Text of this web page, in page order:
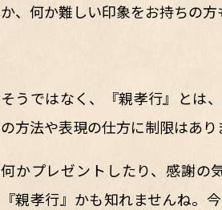
か、何か難しい印象をお持ちの
そうではなく、『親孝行』とは
の方法や表現の仕方に制限はあり
何かプレゼントしたり、感謝の
『親孝行』かも知れませんね。